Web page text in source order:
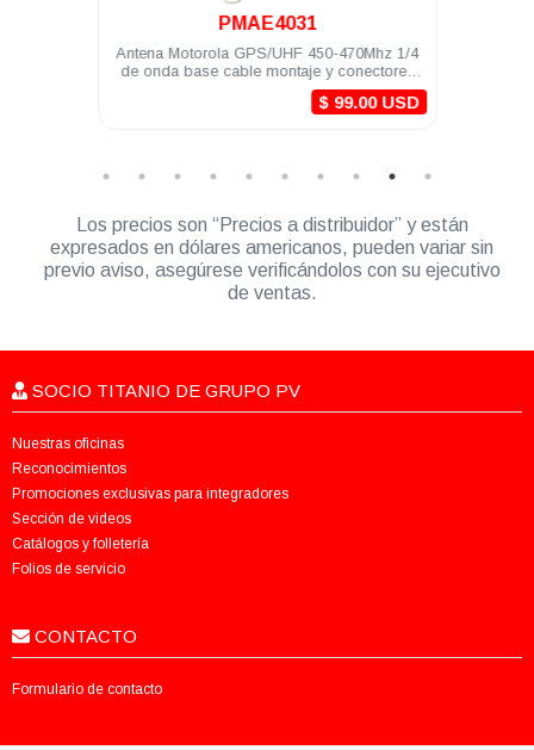
PMAE4031
Antena Motorola GPS/UHF 450-470Mhz 1/4
de onda base cable montaje y conectores
MINI-U DGM8000e
$ 99.00 USD
Los precios son “Precios a distribuidor” y están
expresados en dólares americanos, pueden variar sin
previo aviso, asegúrese verificándolos con su ejecutivo
de ventas.
SOCIO TITANIO DE GRUPO PV
Nuestras oficinas
Reconocimientos
Promociones exclusivas para integradores
Sección de videos
Catálogos y folletería
Folios de servicio
CONTACTO
Formulario de contacto